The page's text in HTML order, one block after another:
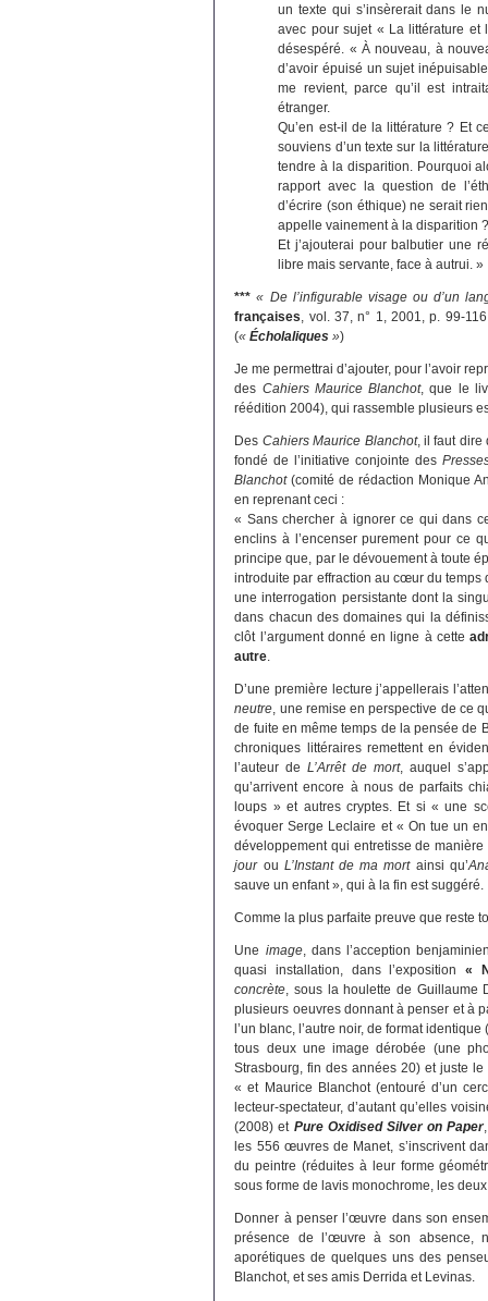
un texte qui s’insèrerait dans le
avec pour sujet « La littérature et
désespéré. « À nouveau, à
d’avoir épuisé un sujet
me revient, parce qu’il est
étranger.
Qu’en est-il de la littérature ? Et
souviens d’un texte sur la
tendre à la disparition. Pourquoi
rapport avec la question de
d’écrire (son éthique) ne serait
appelle vainement à la disparition
Et j’ajouterai pour balbutier une
libre mais servante, face à autrui. »
*** « De l’infigurable visage ou d’un
françaises, vol. 37, n° 1, 2001, p. 99-
(«Écholaliques »)
Je me permettrai d’ajouter, pour l’avoir
des Cahiers Maurice Blanchot, que le
réédition 2004), qui rassemble plusieurs
Des Cahiers Maurice Blanchot, il faut dire
fondé de l’initiative conjointe des
Blanchot(comité de rédaction Monique
en reprenant ceci :
« Sans chercher à ignorer ce qui dans
enclins à l’encenser purement pour ce
principe que, par le dévouement à toute
introduite par effraction au cœur du temps
une interrogation persistante dont la
dans chacun des domaines qui la
clôt l’argument donné en ligne à cette
autre.
D’une première lecture j’appellerais
neutre, une remise en perspective de ce
de fuite en même temps de la pensée de
chroniques littéraires remettent en
l’auteur deL’Arrêt de mort, auquel
qu’arrivent encore à nous de parfaits
loups » et autres cryptes. Et si « une
évoquer Serge Leclaire et « On tue un
développement qui entretisse de
jourou L’Instant de ma mortainsi qu’
sauve un enfant », qui à la fin est suggéré.
Comme la plus parfaite preuve que reste
Une image, dans l’acception
quasi installation, dans l’exposition «
concrète, sous la houlette de Guillaume
plusieurs oeuvres donnant à penser et à
l’un blanc, l’autre noir, de format
tous deux une image dérobée (une
Strasbourg, fin des années 20) et juste
« et Maurice Blanchot (entouré d’un
lecteur-spectateur, d’autant qu’elles
(2008) et Pure Oxidised Silver on Paper
les 556 œuvres de Manet, s’inscrivent
du peintre (réduites à leur forme
sous forme de lavis monochrome, les
Donner à penser l’œuvre dans son
présence de l’œuvre à son absence,
aporétiques de quelques uns des
Blanchot, et ses amis Derrida et Levinas.